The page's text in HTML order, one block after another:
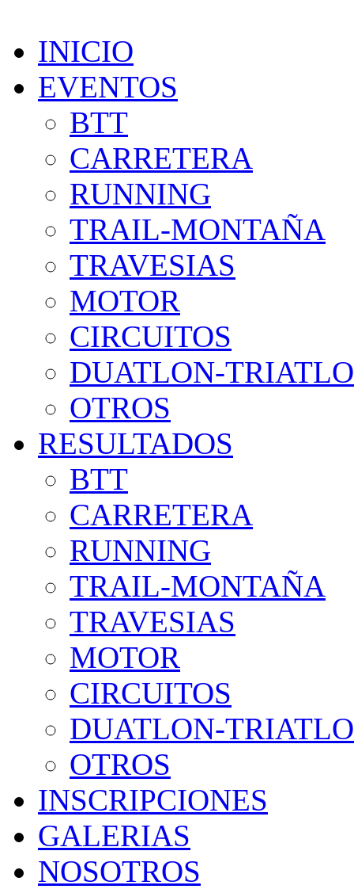
INICIO
EVENTOS
BTT
CARRETERA
RUNNING
TRAIL-MONTAÑA
TRAVESIAS
MOTOR
CIRCUITOS
DUATLON-
OTROS
RESULTADOS
BTT
CARRETERA
RUNNING
TRAIL-MONTAÑA
TRAVESIAS
MOTOR
CIRCUITOS
DUATLON-
OTROS
INSCRIPCIONES
GALERIAS
NOSOTROS